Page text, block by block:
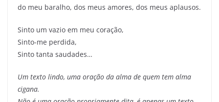
do meu baralho, dos meus amores, dos meus aplausos.
Sinto um vazio em meu coração,
Sinto-me perdida,
Sinto tanta saudades…
Um texto lindo, uma oração da alma de quem tem alma
cigana.